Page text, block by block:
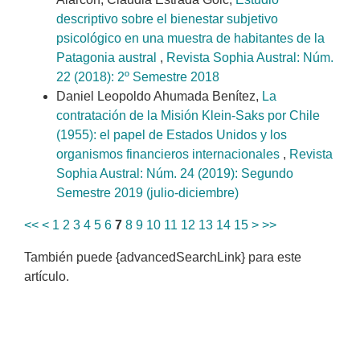
descriptivo sobre el bienestar subjetivo
psicológico en una muestra de habitantes de la
Patagonia austral , Revista Sophia Austral: Núm.
22 (2018): 2º Semestre 2018
Daniel Leopoldo Ahumada Benítez, La
contratación de la Misión Klein-Saks por Chile
(1955): el papel de Estados Unidos y los
organismos financieros internacionales , Revista
Sophia Austral: Núm. 24 (2019): Segundo
Semestre 2019 (julio-diciembre)
<< < 1 2 3 4 5 6 7 8 9 10 11 12 13 14 15 > >>
También puede {advancedSearchLink} para este
artículo.